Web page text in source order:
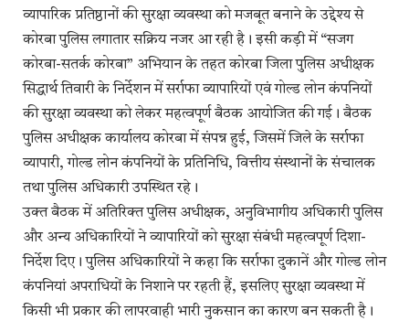
व्यापारिक प्रतिष्ठानों की सुरक्षा व्यवस्था को मजबूत बनाने के उद्देश्य से
कोरबा पुलिस लगातार सक्रिय नजर आ रही है। इसी कड़ी में “सजग
कोरबा-सतर्क कोरबा” अभियान के तहत कोरबा जिला पुलिस अधीक्षक
सिद्धार्थ तिवारी के निर्देशन में सर्राफा व्यापारियों एवं गोल्ड लोन कंपनियों
की सुरक्षा व्यवस्था को लेकर महत्वपूर्ण बैठक आयोजित की गई। बैठक
पुलिस अधीक्षक कार्यालय कोरबा में संपन्न हुई, जिसमें जिले के सर्राफा
व्यापारी, गोल्ड लोन कंपनियों के प्रतिनिधि, वित्तीय संस्थानों के संचालक
तथा पुलिस अधिकारी उपस्थित रहे।
उक्त बैठक में अतिरिक्त पुलिस अधीक्षक, अनुविभागीय अधिकारी पुलिस
और अन्य अधिकारियों ने व्यापारियों को सुरक्षा संबंधी महत्वपूर्ण दिशा-
निर्देश दिए। पुलिस अधिकारियों ने कहा कि सर्राफा दुकानें और गोल्ड लोन
कंपनियां अपराधियों के निशाने पर रहती हैं, इसलिए सुरक्षा व्यवस्था में
किसी भी प्रकार की लापरवाही भारी नुकसान का कारण बन सकती है।